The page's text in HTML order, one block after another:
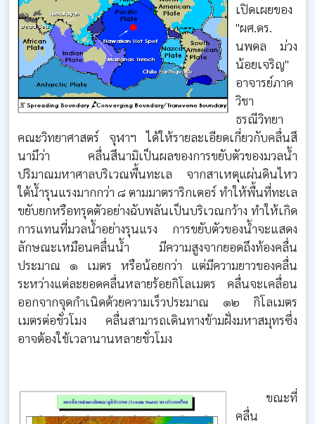
เปิดเผยของ
"ผศ.ดร.
นพดล ม่วง
น้อยเจริญ"
อาจารย์ภาค
วิชา
ธรณีวิทยา
คณะวิทยาศาสตร์ จุฬาฯ ได้ให้รายละเอียดเกี่ยวกับคลื่นสึ
นามึว่า คลื่นสึนามิเป็นผลของการขยับตัวของมวลน้ำ
ปริมาณมหาศาลบริเวณพื้นทะเล จากสาเหตุแผ่นดินไหว
ใต้น้ำรุนแรงมากกว่า ๘ ตามมาตราริกเตอร์ ทำให้พื้นที่ทะเล
ขยับยกหรือทรุดตัวอย่างฉับพลันเป็นบริเวณกว้าง ทำให้เกิด
การแทนที่มวลน้ำอย่างรุนแรง การขยับตัวของน้ำจะแสดง
ลักษณะเหมือนคลื่นน้ำ มีความสูงจากยอดถึงท้องคลื่น
ประมาณ ๑ เมตร หรือน้อยกว่า แต่มีความยาวของคลื่น
ระหว่างแต่ละยอดคลื่นหลายร้อยกิโลเมตร คลื่นจะเคลื่อน
ออกจากจุดกำเนิดด้วยความเร็วประมาณ ๑๒ กิโลเมตร
เมตรต่อชั่วโมง คลื่นสามารถเดินทางข้ามฝั่งมหาสมุทรซึ่ง
อาจต้องใช้เวลานานหลายชั่วโมง
ขณะที่
คลื่น